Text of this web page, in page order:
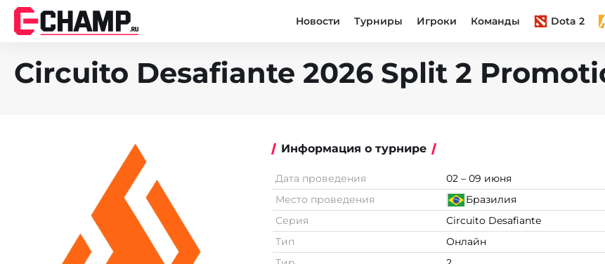
Новости Турниры Игроки Команды Dota 2
Circuito Desafiante 2026 Split 2
Информация о турнире
Дата проведения
02 – 09 июня
Место проведения
Бразилия
Серия
Circuito Desafiante
Тип
Онлайн